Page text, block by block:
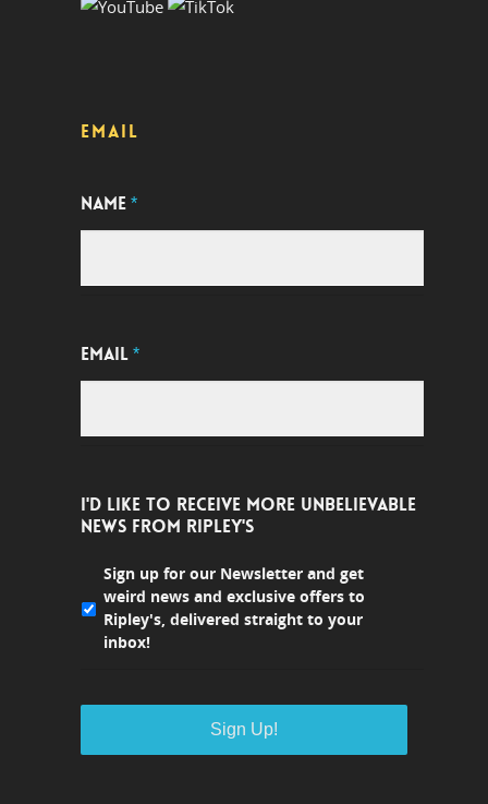
EMAIL
NAME*
EMAIL*
I'D LIKE TO RECEIVE MORE UNBELIEVABLE
NEWS FROM RIPLEY'S
Sign up for our Newsletter and get
weird news and exclusive offers to
Ripley's, delivered straight to your
inbox!